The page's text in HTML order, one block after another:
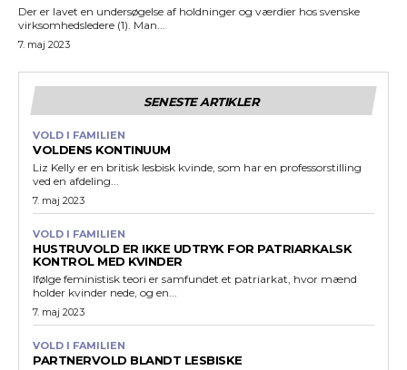
Der er lavet en undersøgelse af holdninger og værdier hos svenske
virksomhedsledere (1). Man...
7. maj 2023
SENESTE ARTIKLER
VOLD I FAMILIEN
VOLDENS KONTINUUM
Liz Kelly er en britisk lesbisk kvinde, som har en professorstilling
ved en afdeling...
7. maj 2023
VOLD I FAMILIEN
HUSTRUVOLD ER IKKE UDTRYK FOR PATRIARKALSK
KONTROL MED KVINDER
Ifølge feministisk teori er samfundet et patriarkat, hvor mænd
holder kvinder nede, og en...
7. maj 2023
VOLD I FAMILIEN
PARTNERVOLD BLANDT LESBISKE